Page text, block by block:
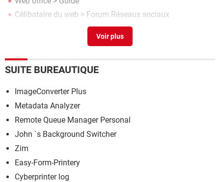
Célibataire du web > Forum Réseaux sociaux
Page web non disponible> Guide
SUITE BUREAUTIQUE
ImageConverter Plus
Metadata Analyzer
Remote Queue Manager Personal
John `s Background Switcher
Zim
Easy-Form-Printery
Cyberprinter log